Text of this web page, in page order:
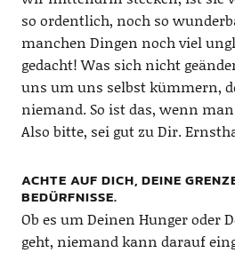
so ordentlich, noch so
manchen Dingen noch viel
gedacht! Was sich nicht
uns um uns selbst kümmern,
niemand. So ist das, wenn
Also bitte, sei gut zu Dir.
ACHTE AUF DICH, DEINE
BEDÜRFNISSE.
Ob es um Deinen Hunger oder
geht, niemand kann darauf